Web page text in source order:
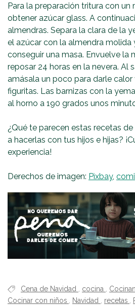
Para la preparación tritura con un
obtener azúcar glass. A
almendras. Separa la clara de la
el azúcar con la almendra molida
conseguir una masa. Envuelve la
reposar 24 horas en la nevera. Al
amásala un poco para darle
figuritas. Las barnizas con la
al horno a 190 grados unos
¿Qué te parecen estas recetas
a hacerlas con tus hijos e hijas?
experiencia!
Derechos de imagen: Pìxbay,
Cena de Navidad cocina
Cocinar con niños
Navidad recetas